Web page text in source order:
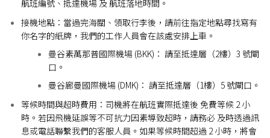
航班編號、抵達機場 及 航班落地時間。
接機地點： 當過完海關、領取行李後，請前往指定地點尋找寫有
你名字的紙牌，我們的工作人員會在該處安排上車。
曼谷素萬那普國際機場 (BKK)： 請至抵達層（2樓）3 號閘
口。
曼谷廊曼國際機場 (DMK)： 請至抵達層（1樓）5 號閘口。
等候時間與超時費用： 司機將在航班實際抵達後 免費等候 2 小
時。 若因飛機延誤等不可抗力因素導致超時，請務必 及時透過訊
息或電話聯繫我們的客服人員。如果等候時間超過 2 小時，將會